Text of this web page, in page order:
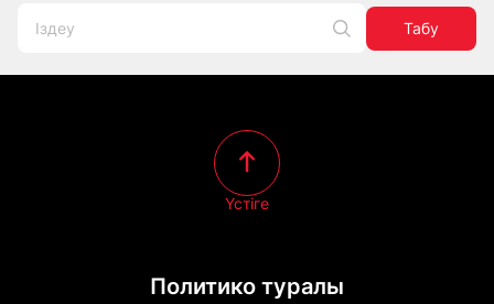
Табу
Политико туралы
Үстіге